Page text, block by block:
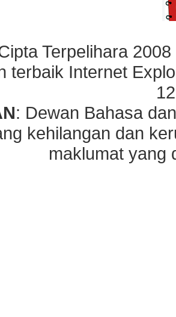
Terpelihara
terbaik Internet
: Dewan Bahasa
kehilangan dan
maklumat yang